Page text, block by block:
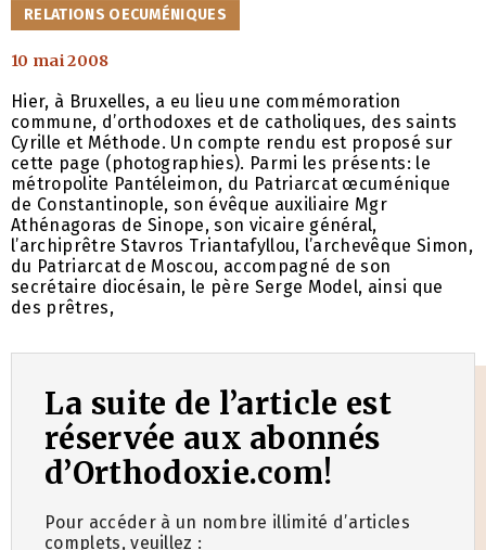
CATÉGORIES
RELATIONS OECUMÉNIQUES
10 mai 2008
Hier, à Bruxelles, a eu lieu une commémoration
commune, d’orthodoxes et de catholiques, des saints
Cyrille et Méthode. Un compte rendu est proposé sur
cette page (photographies). Parmi les présents: le
métropolite Pantéleimon, du Patriarcat œcuménique
de Constantinople, son évêque auxiliaire Mgr
Athénagoras de Sinope, son vicaire général,
l’archiprêtre Stavros Triantafyllou, l’archevêque Simon,
du Patriarcat de Moscou, accompagné de son
secrétaire diocésain, le père Serge Model, ainsi que
des prêtres,
La suite de l’article est
réservée aux abonnés
d’Orthodoxie.com!
Pour accéder à un nombre illimité d’articles
complets, veuillez :